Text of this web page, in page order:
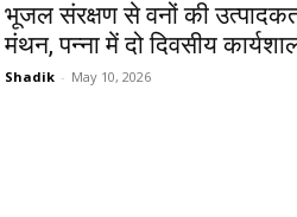
भूजल संरक्षण से वनों की
मंथन, पन्ना में दो दिवसीय
Shadik - May 10, 2026